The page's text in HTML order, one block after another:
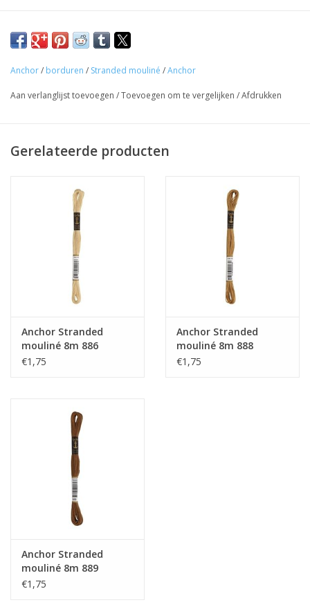
Anchor/ borduren / Stranded mouliné /Anchor
Aan verlanglijst toevoegen /Toevoegen om te vergelijken /Afdrukken
Gerelateerde producten
Anchor Stranded
mouliné 8m 886
€1,75
Anchor Stranded
mouliné 8m 888
€1,75
Anchor Stranded
mouliné 8m 889
€1,75